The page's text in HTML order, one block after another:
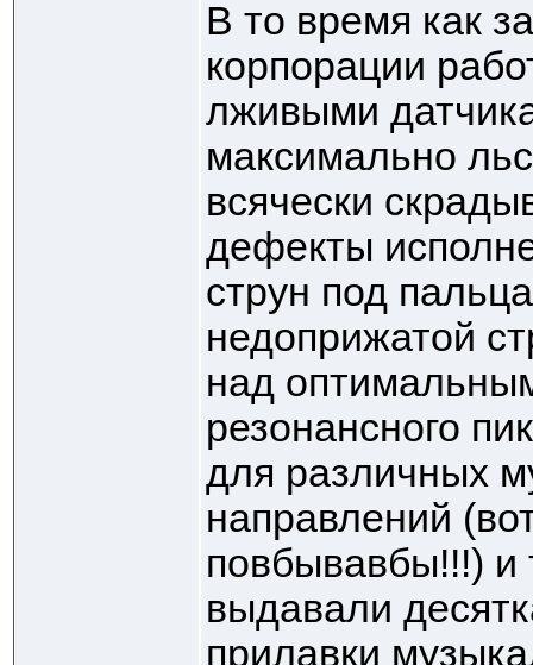
В то время как
корпорации
лживыми
максимально
всячески
дефекты
струн под
недоприжатой
над
резонансного
для различных
направлений
повбывавбы!!!)
выдавали
прилавки